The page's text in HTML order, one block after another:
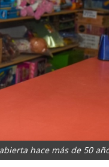
hace más de 50